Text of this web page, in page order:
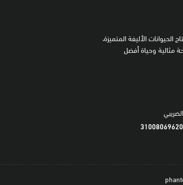
الأليفة المتميزة،
مثالية وحياة أفضل